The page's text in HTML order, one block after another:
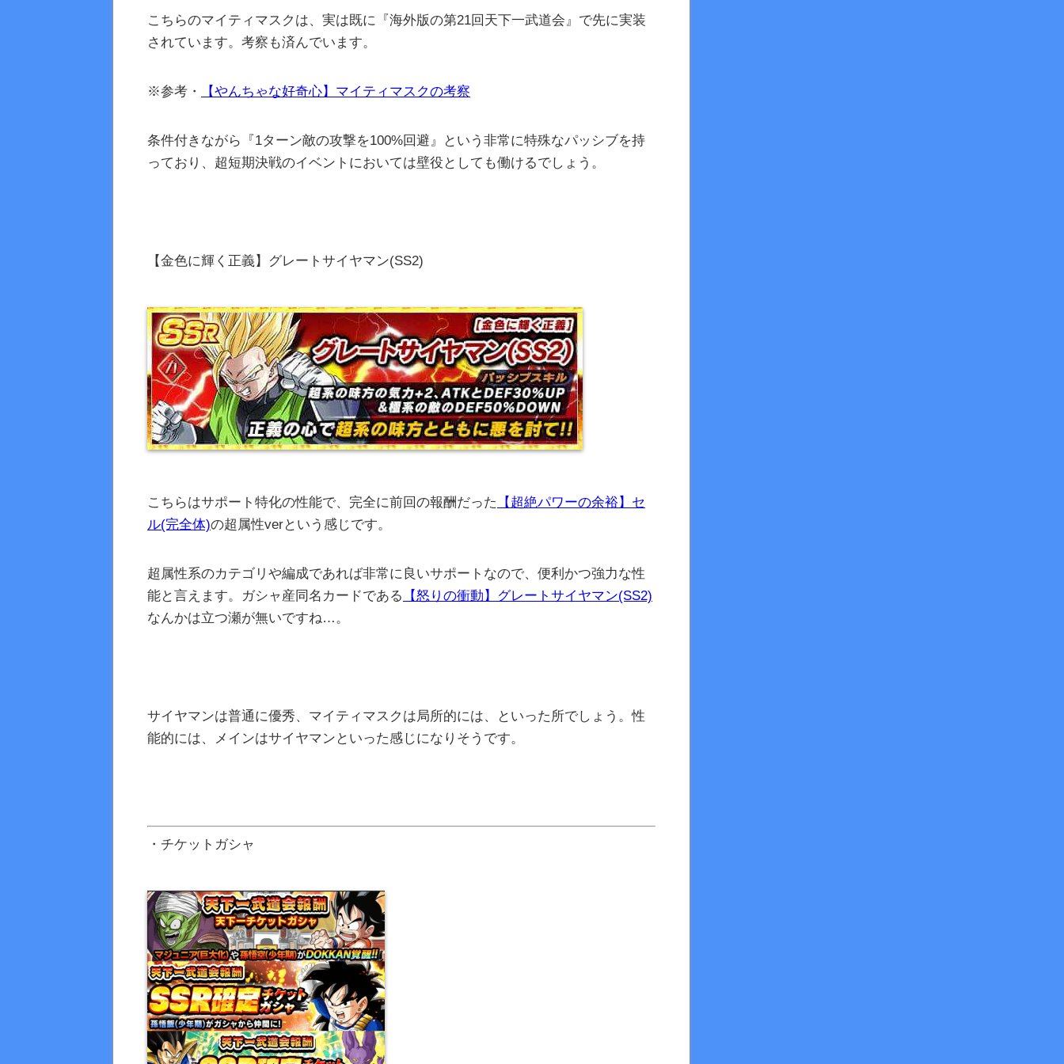
こちらのマイティマスクは、実は既に『海外版の第21回天下一武道会』で先に実装
されています。考察も済んでいます。
※参考・ 【やんちゃな好奇心】マイティマスクの考察
条件付きながら『1ターン敵の攻撃を100%回避』という非常に特殊なパッシブを持
っており、超短期決戦のイベントにおいては壁役としても働けるでしょう。
【金色に輝く正義】グレートサイヤマン(SS2)
こちらはサポート特化の性能で、完全に前回の報酬だった
【超絶パワーの余裕】セ
ル(完全体)の超属性verという感じです。
超属性系のカテゴリや編成であれば非常に良いサポートなので、便利かつ強力な性
能と言えます。ガシャ産同名カードである
【怒りの衝動】グレートサイヤマン(SS2)
なんかは立つ瀬が無いですね…。
サイヤマンは普通に優秀、マイティマスクは局所的には、といった所でしょう。性
能的には、メインはサイヤマンといった感じになりそうです。
・チケットガシャ